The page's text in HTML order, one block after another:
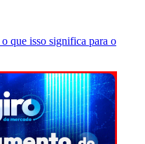
que isso significa para o